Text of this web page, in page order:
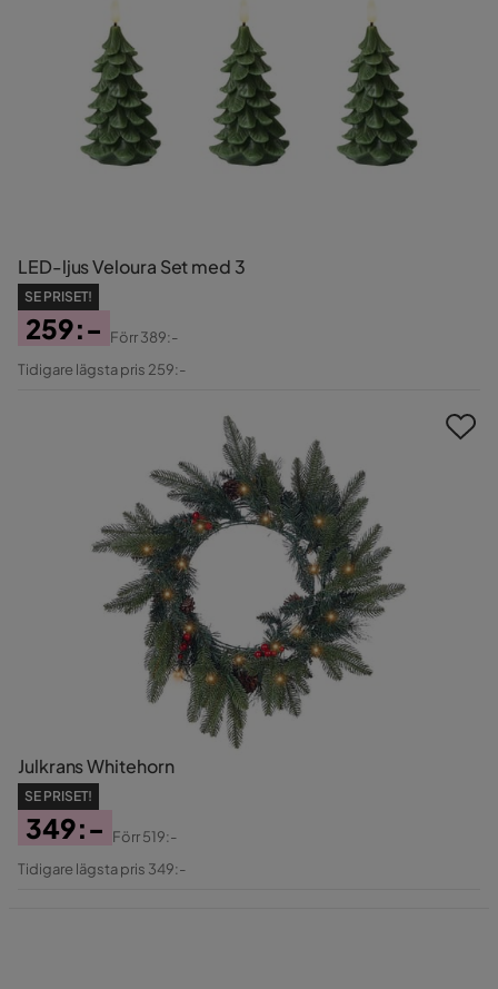
LED-ljus Veloura Set med 3
SE PRISET!
Pris
259:-
Original
Förr389:-
Tidigare lägsta pris 259:-
Julkrans Whitehorn
SE PRISET!
Pris
349:-
Original
Förr519:-
Tidigare lägsta pris 349:-